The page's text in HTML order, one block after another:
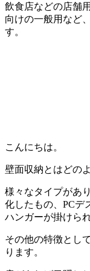
飲食店などの店舗
向けの一般用など
す。
こんにちは。
壁面収納とはどの
様々なタイプがあ
化したもの、PCデ
ハンガーが掛けら
その他の特徴とし
ります。